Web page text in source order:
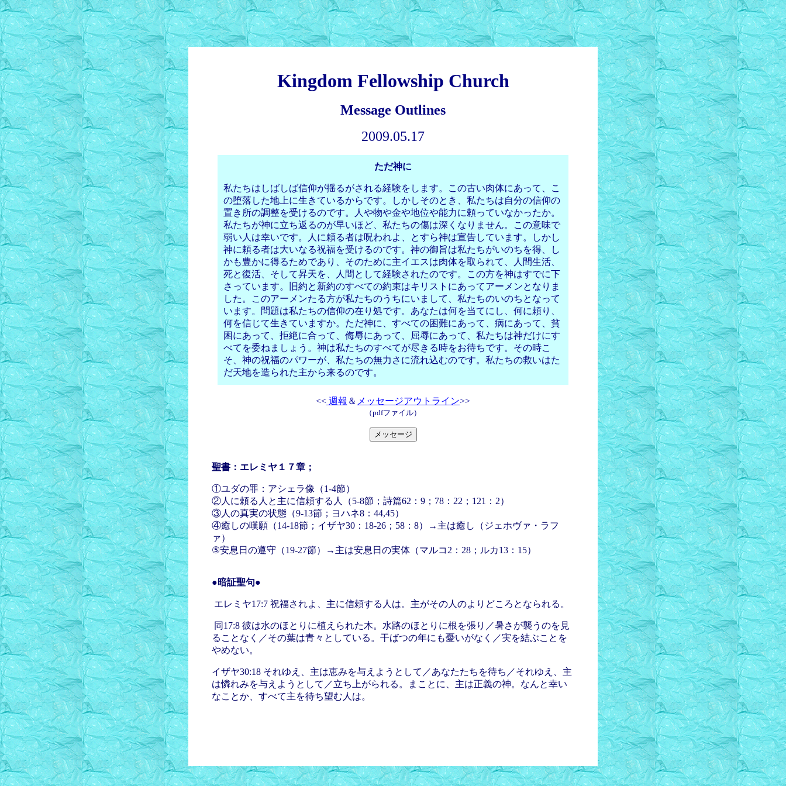
Kingdom Fellowship Church
Message Outlines
2009.05.17
ただ神に
私たちはしばしば信仰が揺るがされる経験をします。この古い肉体にあって、こ
の堕落した地上に生きているからです。しかしそのとき、私たちは自分の信仰の
置き所の調整を受けるのです。人や物や金や地位や能力に頼っていなかったか。
私たちが神に立ち返るのが早いほど、私たちの傷は深くなりません。この意味で
弱い人は幸いです。人に頼る者は呪われよ、とすら神は宣告しています。しかし
神に頼る者は大いなる祝福を受けるのです。神の御旨は私たちがいのちを得、し
かも豊かに得るためであり、そのために主イエスは肉体を取られて、人間生活、
死と復活、そして昇天を、人間として経験されたのです。この方を神はすでに下
さっています。旧約と新約のすべての約束はキリストにあってアーメンとなりま
した。このアーメンたる方が私たちのうちにいまして、私たちのいのちとなって
います。問題は私たちの信仰の在り処です。あなたは何を当てにし、何に頼り、
何を信じて生きていますか。ただ神に、すべての困難にあって、病にあって、貧
困にあって、拒絶に合って、侮辱にあって、屈辱にあって、私たちは神だけにす
べてを委ねましょう。神は私たちのすべてが尽きる時をお待ちです。その時こ
そ、神の祝福のパワーが、私たちの無力さに流れ込むのです。私たちの救いはた
だ天地を造られた主から来るのです。
<< 週報 ＆ メッセージアウトライン>>
（pdfファイル）
聖書：エレミヤ１７章；
①ユダの罪：アシェラ像（1-4節）
②人に頼る人と主に信頼する人（5-8節；詩篇62：9；78：22；121：2）
③人の真実の状態（9-13節；ヨハネ8：44,45）
④癒しの嘆願（14-18節；イザヤ30：18-26；58：8）→主は癒し（ジェホヴァ・ラフ
ァ）
⑤安息日の遵守（19-27節）→主は安息日の実体（マルコ2：28；ルカ13：15）
●暗証聖句●
エレミヤ17:7 祝福されよ、主に信頼する人は。主がその人のよりどころとなられる。
同17:8 彼は水のほとりに植えられた木。水路のほとりに根を張り／暑さが襲うのを見
ることなく／その葉は青々としている。干ばつの年にも憂いがなく／実を結ぶことを
やめない。
イザヤ30:18 それゆえ、主は恵みを与えようとして／あなたたちを待ち／それゆえ、主
は憐れみを与えようとして／立ち上がられる。まことに、主は正義の神。なんと幸い
なことか、すべて主を待ち望む人は。